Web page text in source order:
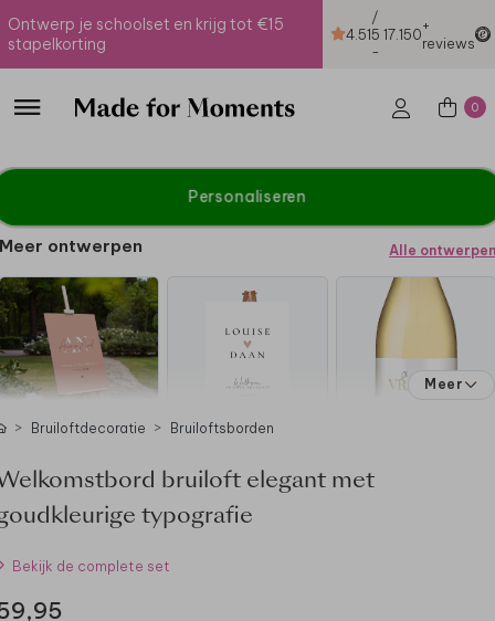
Ontwerp je schoolset en krijg tot €15
stapelkorting
4.51
/
5
-
17.150+
reviews
0
Personaliseren
Meer ontwerpen Alle ontwerpen
Meer
Bruiloftdecoratie Bruiloftsborden
bruiloft elegant met
typografie
Bekijk de complete set